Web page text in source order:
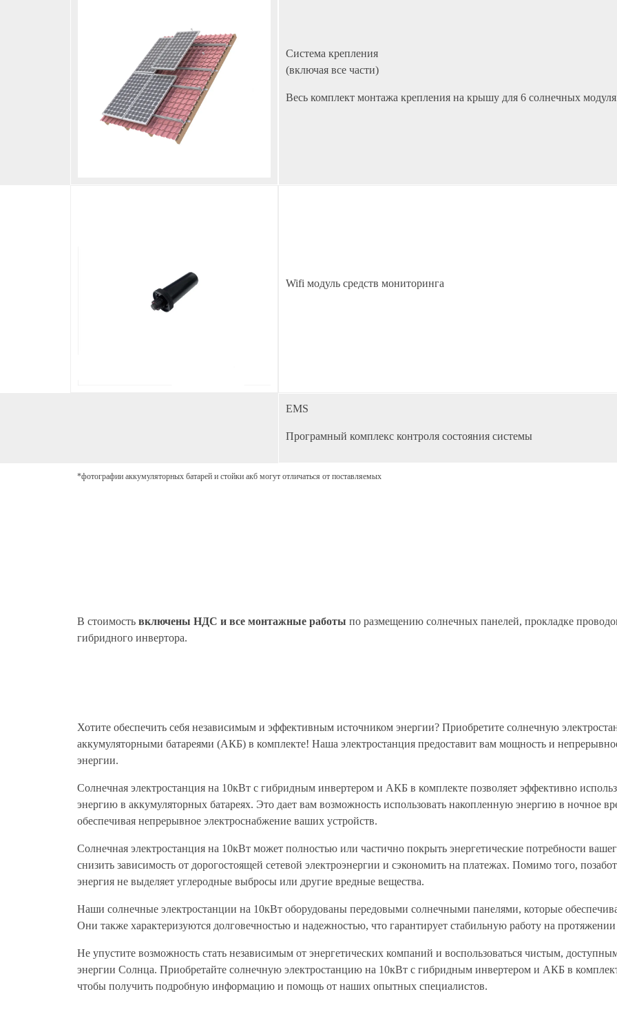
Система крепления
(включая все части)
Весь комплект монтажа крепления на крышу для 6 солнечных
Wifi модуль средств мониторинга
EMS
Програмный комплекс контроля состояния системы
*фотографии аккумуляторных батарей и стойки акб могут отличаться от поставляемых
В стоимость включены НДС и все монтажные работы по размещению солнечных панелей, прокладке
гибридного инвертора.
Хотите обеспечить себя независимым и эффективным источником энергии? Приобретите солнечную
аккумуляторными батареями (АКБ) в комплекте! Наша электростанция предоставит вам мощность и
энергии.
Солнечная электростанция на 10кВт с гибридным инвертером и АКБ в комплекте позволяет эффективно
энергию в аккумуляторных батареях. Это дает вам возможность использовать накопленную энергию в ночное
обеспечивая непрерывное электроснабжение ваших устройств.
Солнечная электростанция на 10кВт может полностью или частично покрыть энергетические потребности
снизить зависимость от дорогостоящей сетевой электроэнергии и сэкономить на платежах. Помимо того,
энергия не выделяет углеродные выбросы или другие вредные вещества.
Наши солнечные электростанции на 10кВт оборудованы передовыми солнечными панелями, которые
Они также характеризуются долговечностью и надежностью, что гарантирует стабильную работу на
Не упустите возможность стать независимым от энергетических компаний и воспользоваться чистым,
энергии Солнца. Приобретайте солнечную электростанцию на 10кВт с гибридным инвертером и АКБ в
чтобы получить подробную информацию и помощь от наших опытных специалистов.